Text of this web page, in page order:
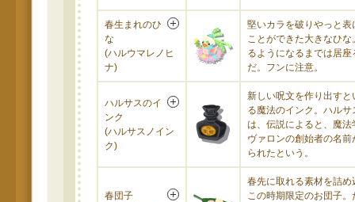
春生まれのひ
な
(ハルウマレノヒ
ナ)
堅いカラを破りやっと表
ことができた大きなひな
るようになるまでは居座
だ。フンに注意。
ハルサスのイ
ンク
(ハルサスノイン
ク)
新しい呪文を作り出すと
る魔法のインク。ハルサ
は、伝説によると、魔法
ヴァロンの創始者の名前
られたという。
春団子
春先に取れる素材を詰め
この時期限定のお団子。